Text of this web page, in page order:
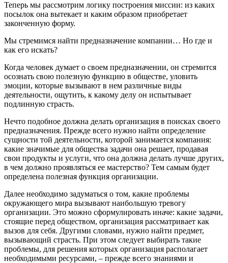
Теперь мы рассмотрим логику построения миссии: из каких
посылок она вытекает и каким образом приобретает
законченную форму.
Мы стремимся найти предназначение компании… Но где и
как его искать?
Когда человек думает о своем предназначении, он стремится
осознать свою полезную функцию в обществе, уловить
эмоции, которые вызывают в нем различные виды
деятельности, ощутить, к какому делу он испытывает
подлинную страсть.
Нечто подобное должна делать организация в поисках своего
предназначения. Прежде всего нужно найти определение
сущности той деятельности, которой занимается компания:
какие значимые для общества задачи она решает, продавая
свои продукты и услуги, что она должна делать лучше других,
в чем должно проявляться ее мастерство? Тем самым будет
определена полезная функция организации.
Далее необходимо задуматься о том, какие проблемы
окружающего мира вызывают наибольшую тревогу
организации. Это можно сформулировать иначе: какие задачи,
стоящие перед обществом, организация рассматривает как
вызов для себя. Другими словами, нужно найти предмет,
вызывающий страсть. При этом следует выбирать такие
проблемы, для решения которых организация располагает
необходимыми ресурсами, – прежде всего знаниями и